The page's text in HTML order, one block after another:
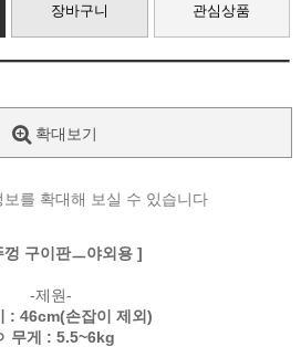
장바구니 관심상품
확대보기
보를 확대해 보실 수 있습니다
껑 구이판ㅡ야외용 ]
-제원-
: 46cm(손잡이 제외)
무게 : 5.5~6kg